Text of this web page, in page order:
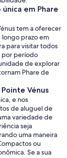
em Phare
tem a oferecer
prazo em
para visitar todos
por período
de explorar
Phare de
Vénus
e nos
de aluguel de
variedade de
seja
uma maneira
ou
Se a sua